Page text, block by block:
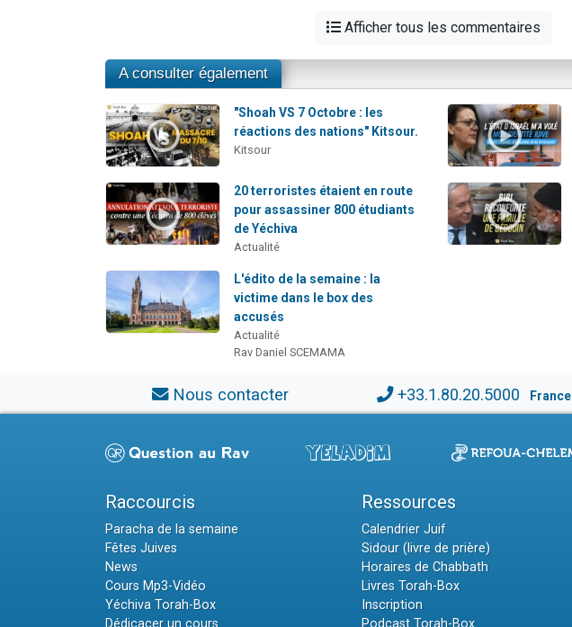
Afficher tous les commentaires
A consulter également
"Shoah VS 7 Octobre : les
réactions des nations" Kitsour.
Kitsour
20 terroristes étaient en route
pour assassiner 800 étudiants
de Yéchiva
Actualité
L'édito de la semaine : la
victime dans le box des
accusés
Actualité
Rav Daniel SCEMAMA
Nous contacter +33.1.80.20.5000 France
Raccourcis
Paracha de la semaine
Fêtes Juives
News
Cours Mp3-Vidéo
Yéchiva Torah-Box
Dédicacer un cours
Ressources
Calendrier Juif
Sidour (livre de prière)
Horaires de Chabbath
Livres Torah-Box
Inscription
Podcast Torah-Box